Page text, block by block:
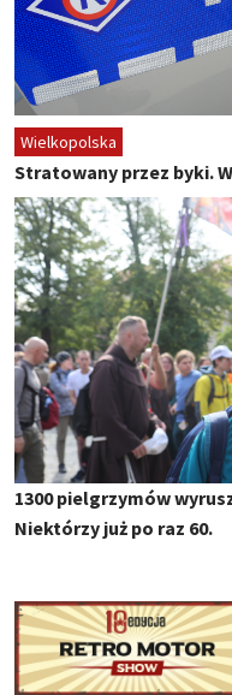
Wielkopolska
Stratowany przez byki.
1300 pielgrzymów
Niektórzy już po raz 60.